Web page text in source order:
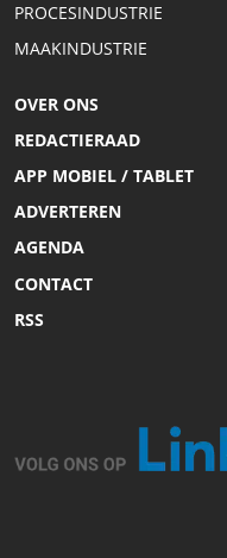
PROCESINDUSTRIE
MAAKINDUSTRIE
OVER ONS
REDACTIERAAD
APP MOBIEL / TABLET
ADVERTEREN
AGENDA
CONTACT
RSS